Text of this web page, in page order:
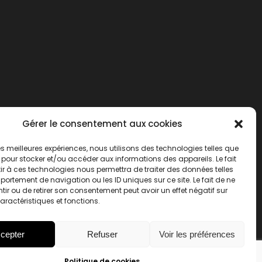
Gérer le consentement aux cookies
meilleures expériences, nous utilisons des technologies telles que
stocker et/ou accéder aux informations des appareils. Le fait
à ces technologies nous permettra de traiter des données telles
de navigation ou les ID uniques sur ce site. Le fait de ne
ou de retirer son consentement peut avoir un effet négatif sur
et fonctions.
Refuser Voir les préférences